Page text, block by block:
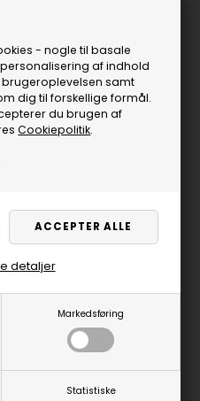
- nogle til basale
af indhold
samt
dig til forskellige formål.
du brugen af
Cookiepolitik.
Markedsføring
Statistiske
detaljer
1/1 match Verhoeven